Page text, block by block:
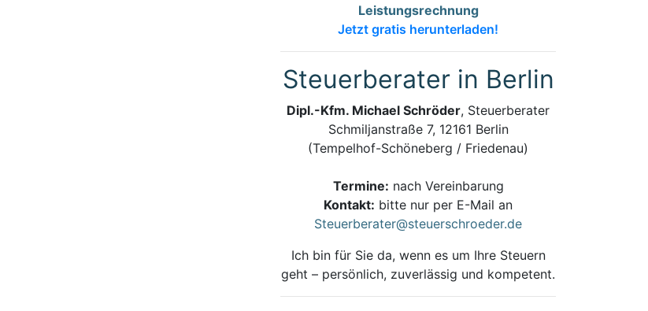
Leistungsrechnung
Jetzt gratis herunterladen!
Steuerberater in Berlin
Dipl.-Kfm. Michael Schröder, Steuerberater
Schmiljanstraße 7, 12161 Berlin
(Tempelhof-Schöneberg / Friedenau)
Termine: nach Vereinbarung
Kontakt: bitte nur per E-Mail an
Steuerberater@steuerschroeder.de
Ich bin für Sie da, wenn es um Ihre Steuern
geht – persönlich, zuverlässig und kompetent.